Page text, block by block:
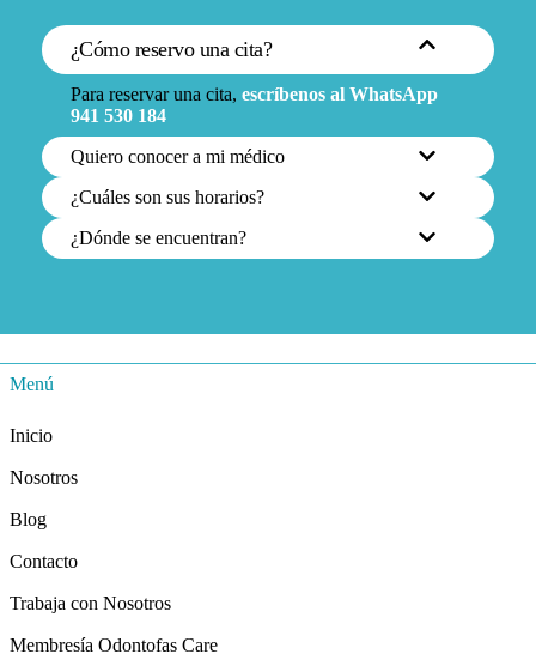
¿Cómo reservo una cita?
Para reservar una cita, escríbenos al WhatsApp
941 530 184
Quiero conocer a mi médico
¿Cuáles son sus horarios?
¿Dónde se encuentran?
Menú
Inicio
Nosotros
Blog
Contacto
Trabaja con Nosotros
Membresía Odontofas Care